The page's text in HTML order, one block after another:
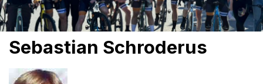
Sebastian Schroderus